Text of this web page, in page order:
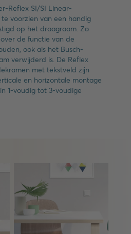
Reflex SI/SI Linear-
te voorzien van een handig
op het draagraam. Zo
de functie van de
ook als het Busch-
verwijderd is. De Reflex
met tekstveld zijn
en horizontale montage
1-voudig tot 3-voudige